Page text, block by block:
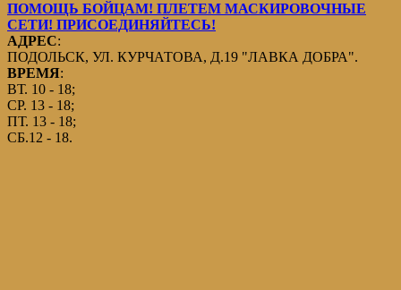
ПОМОЩЬ БОЙЦАМ! ПЛЕТЕМ МАСКИРОВОЧНЫЕ
СЕТИ! ПРИСОЕДИНЯЙТЕСЬ!
АДРЕС:
ПОДОЛЬСК, УЛ. КУРЧАТОВА, Д.19 "ЛАВКА ДОБРА".
ВРЕМЯ:
ВТ. 10 - 18;
СР. 13 - 18;
ПТ. 13 - 18;
СБ.12 - 18.